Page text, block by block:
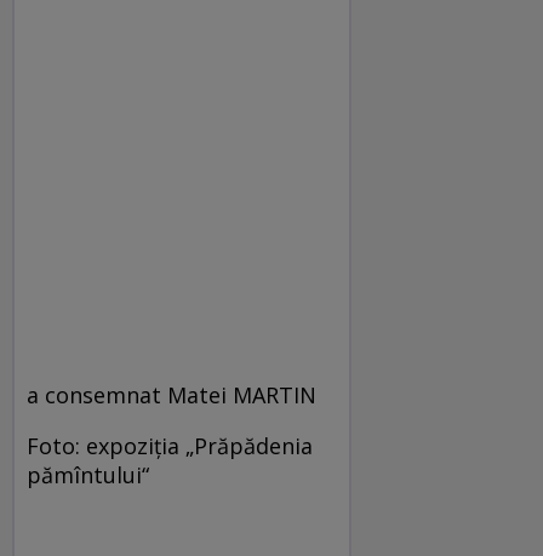
a consemnat Matei MARTIN
Foto: expoziţia „Prăpădenia
pămîntului“